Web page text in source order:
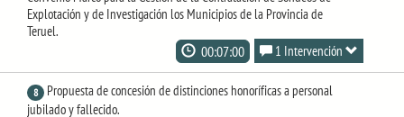
Explotación y de Investigación los Municipios de la Provincia de
Teruel.
00:07:00 1 Intervención
8
Propuesta de concesión de distinciones honoríficas a personal
jubilado y fallecido.